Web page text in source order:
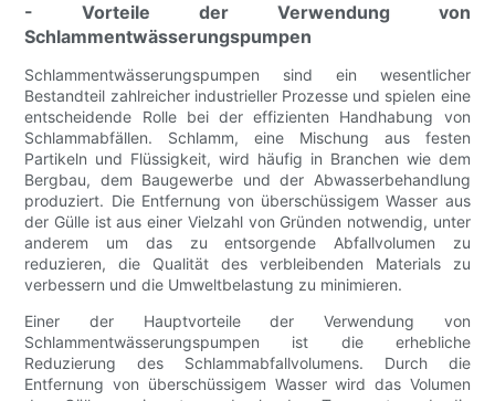
- Vorteile der Verwendung von
Schlammentwässerungspumpen
Schlammentwässerungspumpen sind ein wesentlicher
Bestandteil zahlreicher industrieller Prozesse und spielen eine
entscheidende Rolle bei der effizienten Handhabung von
Schlammabfällen. Schlamm, eine Mischung aus festen
Partikeln und Flüssigkeit, wird häufig in Branchen wie dem
Bergbau, dem Baugewerbe und der Abwasserbehandlung
produziert. Die Entfernung von überschüssigem Wasser aus
der Gülle ist aus einer Vielzahl von Gründen notwendig, unter
anderem um das zu entsorgende Abfallvolumen zu
reduzieren, die Qualität des verbleibenden Materials zu
verbessern und die Umweltbelastung zu minimieren.
Einer der Hauptvorteile der Verwendung von
Schlammentwässerungspumpen ist die erhebliche
Reduzierung des Schlammabfallvolumens. Durch die
Entfernung von überschüssigem Wasser wird das Volumen